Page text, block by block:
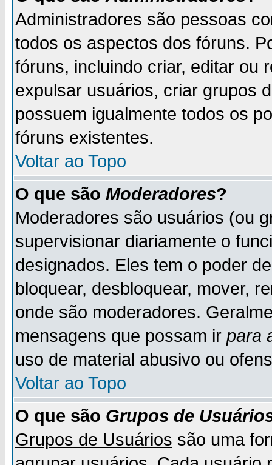
Administradores são pessoas
todos os aspectos dos fóruns.
fóruns, incluindo criar, editar ou
expulsar usuários, criar grupos
possuem igualmente todos os
fóruns existentes.
Voltar ao Topo
O que são Moderadores?
Moderadores são usuários (ou
supervisionar diariamente o
designados. Eles tem o poder
bloquear, desbloquear, mover,
onde são moderadores.
mensagens que possam ir para
uso de material abusivo ou
Voltar ao Topo
O que são Grupos de
Grupos de Usuários são uma